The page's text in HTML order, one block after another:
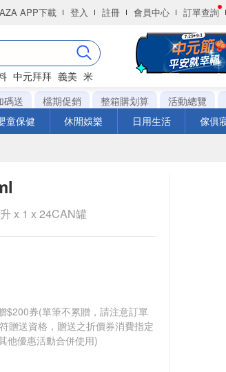
APP下載 登入 註冊 會員中心 訂單查詢
中元拜拜 義美 米
碼送 檔期促銷 整箱購划算 活動總覽
童保健 休閒娛樂 日用生活 傢俱
x 1 x 24CAN罐
$200券(單筆不累贈，請注意訂單
贈送資格，贈送之折價券消費指定
他優惠活動合併使用)